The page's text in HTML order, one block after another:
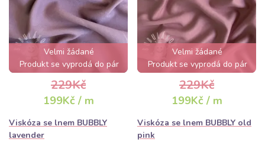
Velmi žádané
Produkt se vyprodá do pár
hodin
229Kč
199Kč / m
Viskóza se lnem BUBBLY
lavender
Velmi žádané
Produkt se vyprodá do pár
hodin
229Kč
199Kč / m
Viskóza se lnem BUBBLY old
pink